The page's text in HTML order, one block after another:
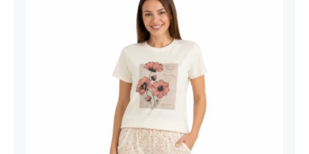
Ženska Pidžama Sunny Days Krem –